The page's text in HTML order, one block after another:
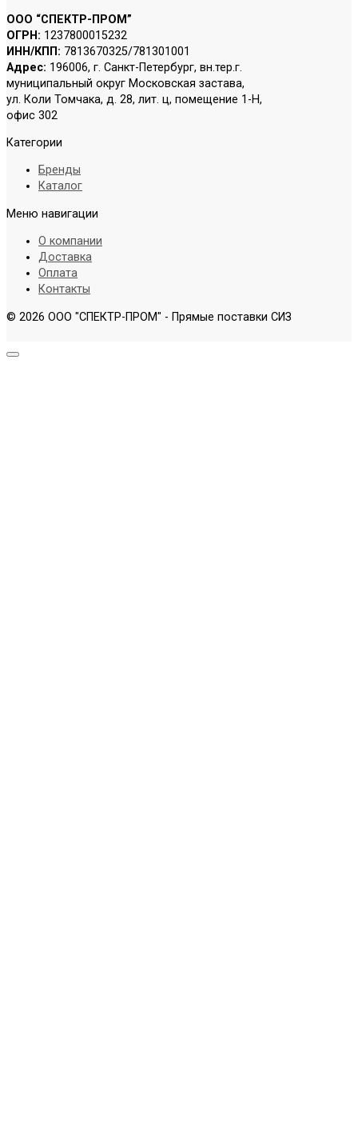
ООО “СПЕКТР-ПРОМ”
ОГРН: 1237800015232
ИНН/КПП: 7813670325/781301001
Адрес: 196006, г. Санкт-Петербург, вн.тер.г.
муниципальный округ Московская застава,
ул. Коли Томчака, д. 28, лит. ц, помещение 1-Н,
офис 302
Категории
Бренды
Каталог
Меню навигации
О компании
Доставка
Оплата
Контакты
© 2026 ООО "СПЕКТР-ПРОМ" - Прямые поставки СИЗ